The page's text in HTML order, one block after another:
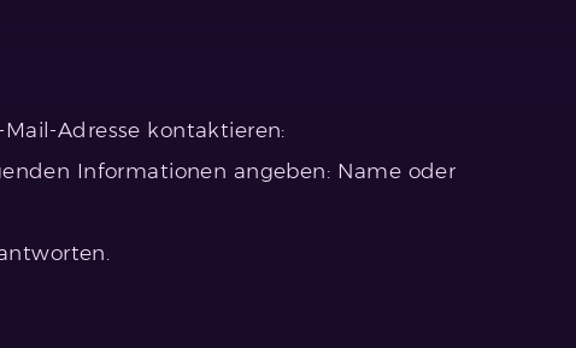
Adresse kontaktieren:
Informationen angeben: Name oder